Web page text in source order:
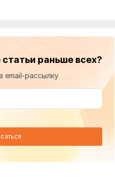
раньше всех?
email-рассылку